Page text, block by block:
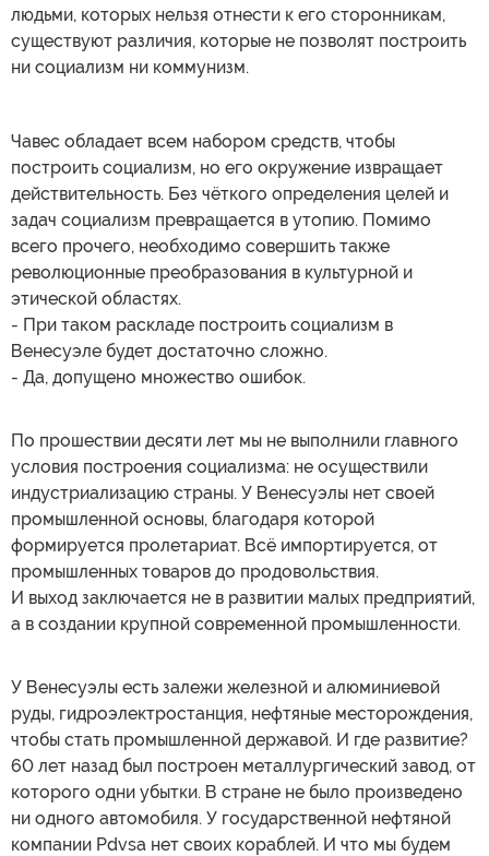
людьми, которых нельзя отнести к его сторонникам,
существуют различия, которые не позволят построить
ни социализм ни коммунизм.
Чавес обладает всем набором средств, чтобы
построить социализм, но его окружение извращает
действительность. Без чёткого определения целей и
задач социализм превращается в утопию. Помимо
всего прочего, необходимо совершить также
революционные преобразования в культурной и
этической областях.
- При таком раскладе построить социализм в
Венесуэле будет достаточно сложно.
- Да, допущено множество ошибок.
По прошествии десяти лет мы не выполнили главного
условия построения социализма: не осуществили
индустриализацию страны. У Венесуэлы нет своей
промышленной основы, благодаря которой
формируется пролетариат. Всё импортируется, от
промышленных товаров до продовольствия.
И выход заключается не в развитии малых предприятий,
а в создании крупной современной промышленности.
У Венесуэлы есть залежи железной и алюминиевой
руды, гидроэлектростанция, нефтяные месторождения,
чтобы стать промышленной державой. И где развитие?
60 лет назад был построен металлургический завод, от
которого одни убытки. В стране не было произведено
ни одного автомобиля. У государственной нефтяной
компании Pdvsa нет своих кораблей. И что мы будем